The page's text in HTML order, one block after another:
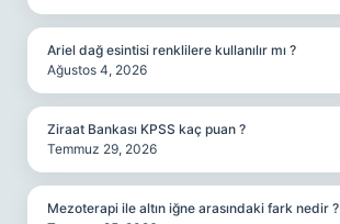
Ariel dağ esintisi renklilere kullanılır mı ?
Ağustos 4, 2026
Ziraat Bankası KPSS kaç puan ?
Temmuz 29, 2026
Mezoterapi ile altın iğne arasındaki fark nedir ?